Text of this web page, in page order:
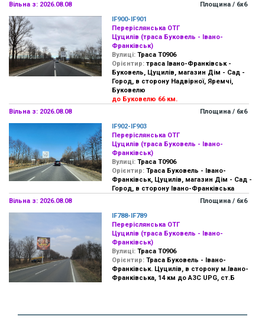
Вільна з: 2026.08.08
Площина / 6х6
IF900-IF901
Переріслянська ОТГ
Цуцилів (траса Буковель - Івано-
Франківськ)
Вулиці:Траса Т0906
Орієнтир:траса Івано-Франківськ -
Буковель, Цуцилів, магазин Дім - Сад -
Город, в сторону Надвірної, Яремчі,
Буковелю
до Буковелю 66 км.
Вільна з: 2026.08.08
Площина / 6х6
IF902-IF903
Переріслянська ОТГ
Цуцилів (траса Буковель - Івано-
Франківськ)
Вулиці:Траса Т0906
Орієнтир:Траса Буковель - Івано-
Франківськ, Цуцилів, магазин Дім - Сад -
Город, в сторону Івано-Франківська
Вільна з: 2026.08.08
Площина / 6х6
IF788-IF789
Переріслянська ОТГ
Цуцилів (траса Буковель - Івано-
Франківськ)
Вулиці:Траса Т0906
Орієнтир:Траса Буковель - Івано-
Франківськ. Цуцилів, в сторону м.Івано-
Франківська, 14 км до АЗС UPG, ст.Б